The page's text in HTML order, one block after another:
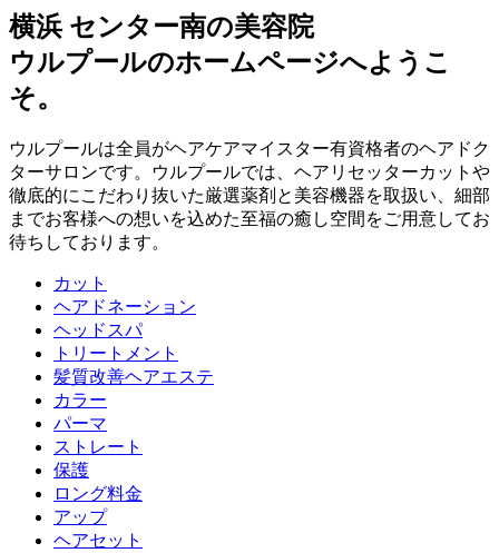
横浜 センター南の美容院
ウルプールのホームページへようこ
そ。
ウルプールは全員がヘアケアマイスター有資格者のヘアドク
ターサロンです。ウルプールでは、ヘアリセッターカットや
徹底的にこだわり抜いた厳選薬剤と美容機器を取扱い、細部
までお客様への想いを込めた至福の癒し空間をご用意してお
待ちしております。
カット
ヘアドネーション
ヘッドスパ
トリートメント
髪質改善ヘアエステ
カラー
パーマ
ストレート
保護
ロング料金
アップ
ヘアセット